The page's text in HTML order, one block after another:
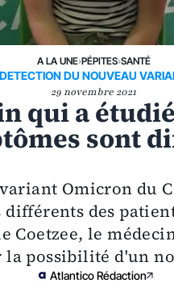
A LA UNE›PÉPITES›SANTÉ
DETECTION DU NOUVEAU
29 novembre 2021
qui a
sont
Omicron du
des
Coetzee, le
possibilité d'un
Atlantico Rédaction